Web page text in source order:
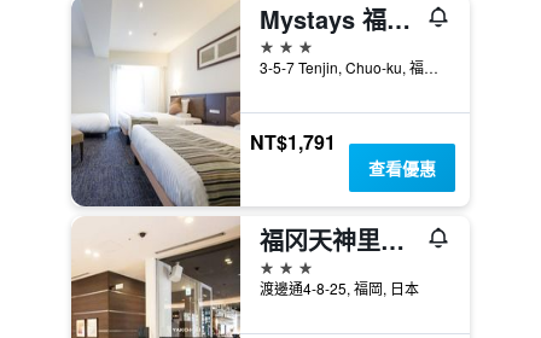
Mystays 福岡天神酒店
3星級
3-5-7 Tenjin, Chuo-ku, 福岡, 日本
NT$1,791
查看優惠
福冈天神里士满酒店
3星級
渡邊通4-8-25, 福岡, 日本